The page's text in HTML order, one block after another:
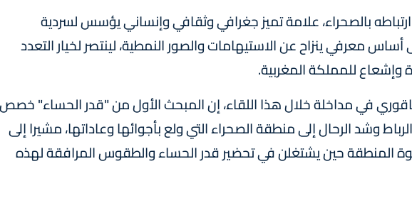
بالصحراء، علامة تميز جغرافي وثقافي وإنساني يؤسس لسردية
معرفي ينزاح عن الاستيهامات والصور النمطية، لينتصر لخيار التعدد
للمملكة المغربية.
في مداخلة خلال هذا اللقاء، إن المبحث الأول من "قدر الحساء" خصص
وشد الرحال إلى منطقة الصحراء التي ولع بأجوائها وعاداتها، مشيرا إلى
المنطقة حين يشتغلن في تحضير قدر الحساء والطقوس المرافقة لهذه